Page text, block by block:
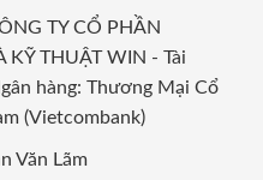
TY CỔ PHẦN
THUẬT WIN - Tài
hàng: Thương Mại Cổ
(Vietcombank)
Văn Lãm